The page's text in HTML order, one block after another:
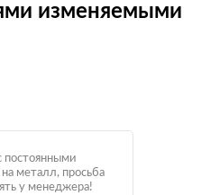
изменяемыми
постоянными
металл, просьба
у менеджера!